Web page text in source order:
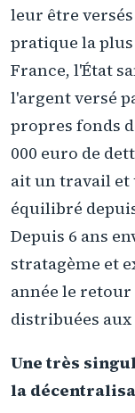
leur être
pratique la
France, l'État
l'argent versé
propres fonds
000 euro de
ait un travail et
équilibré
Depuis 6 ans
stratagème et
année le
distribuées aux
Une très
la